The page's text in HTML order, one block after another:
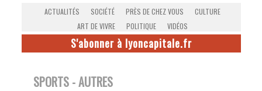
ACTUALITÉS SOCIÉTÉ PRÈS DE CHEZ VOUS
CULTURE
ART DE VIVRE
POLITIQUE VIDÉOS
S'abonner à lyoncapitale.fr
SPORTS - AUTRES